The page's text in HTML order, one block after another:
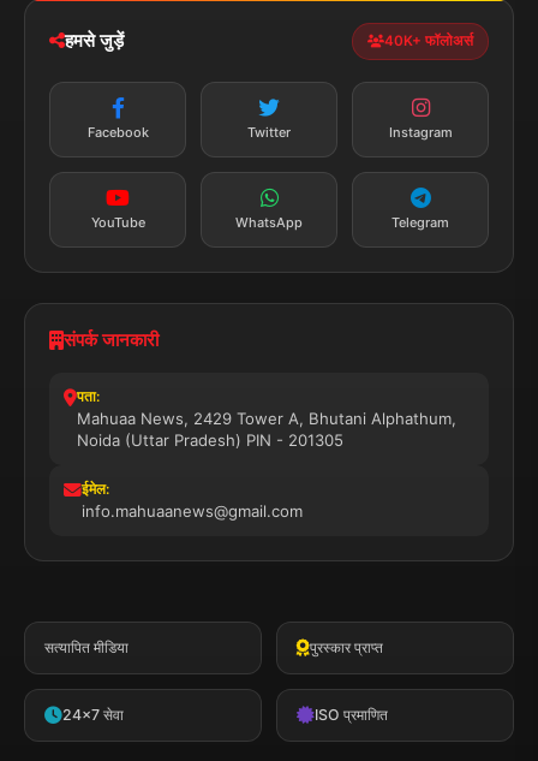
न्यूज़ अलर्ट
सब्सक्राइब करें
हमसे जुड़ें 40K+ फॉलोअर्स
Facebook Twitter Instagram
YouTube WhatsApp Telegram
संपर्क जानकारी
पता:
Mahuaa News, 2429 Tower A, Bhutani Alphathum,
Noida (Uttar Pradesh) PIN - 201305
ईमेल:
info.mahuaanews@gmail.com
सत्यापित मीडिया पुरस्कार प्राप्त
24x7 सेवा ISO प्रमाणित